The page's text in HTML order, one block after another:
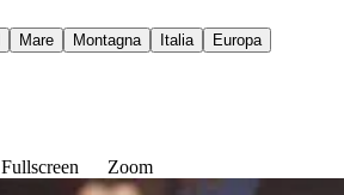
Mare Montagna Italia
Europa
Fullscreen Zoom